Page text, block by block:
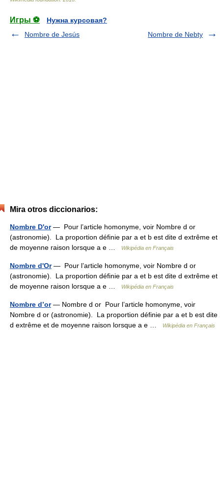
Игры ⚽
Нужна курсовая?
Nombre de Jesús
Nombre de Nebty
Mira otros diccionarios:
Nombre D'or— Pour l’article homonyme, voir Nombre d or
(astronomie). La proportion définie par a et b est dite d extrême et
de moyenne raison lorsque a e …
Wikipédia en Français
Nombre d'Or— Pour l’article homonyme, voir Nombre d or
(astronomie). La proportion définie par a et b est dite d extrême et
de moyenne raison lorsque a e …
Wikipédia en Français
Nombre d’or— Nombre d or Pour l’article homonyme, voir
Nombre d or (astronomie). La proportion définie par a et b est dite
d extrême et de moyenne raison lorsque a e …
Wikipédia en Français